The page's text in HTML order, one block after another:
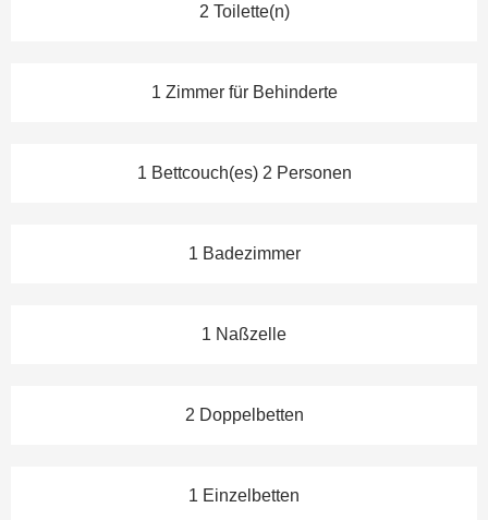
2 Toilette(n)
1 Zimmer für Behinderte
1 Bettcouch(es) 2 Personen
1 Badezimmer
1 Naßzelle
2 Doppelbetten
1 Einzelbetten